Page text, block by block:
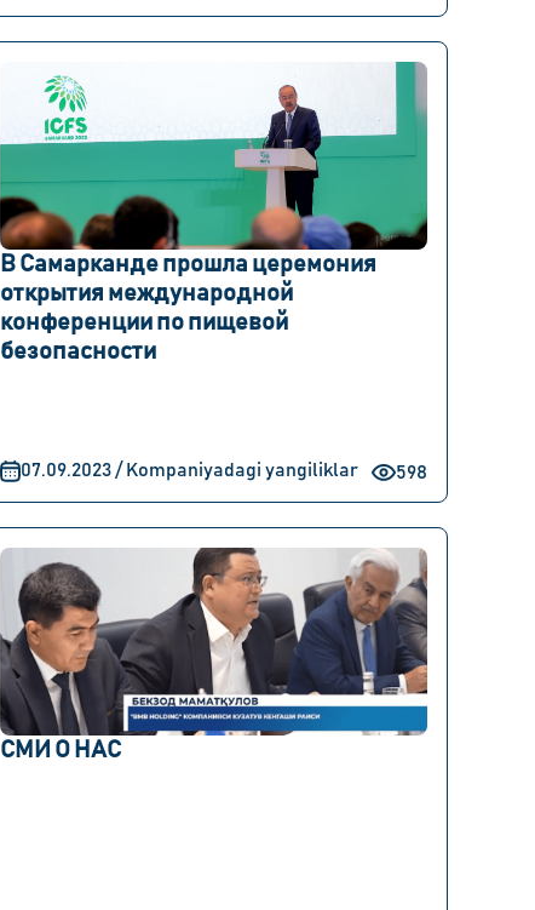
В Самарканде прошла церемония
открытия международной
конференции по пищевой
безопасности
598
07.09.2023 / Kompaniyadagi yangiliklar
СМИ О НАС